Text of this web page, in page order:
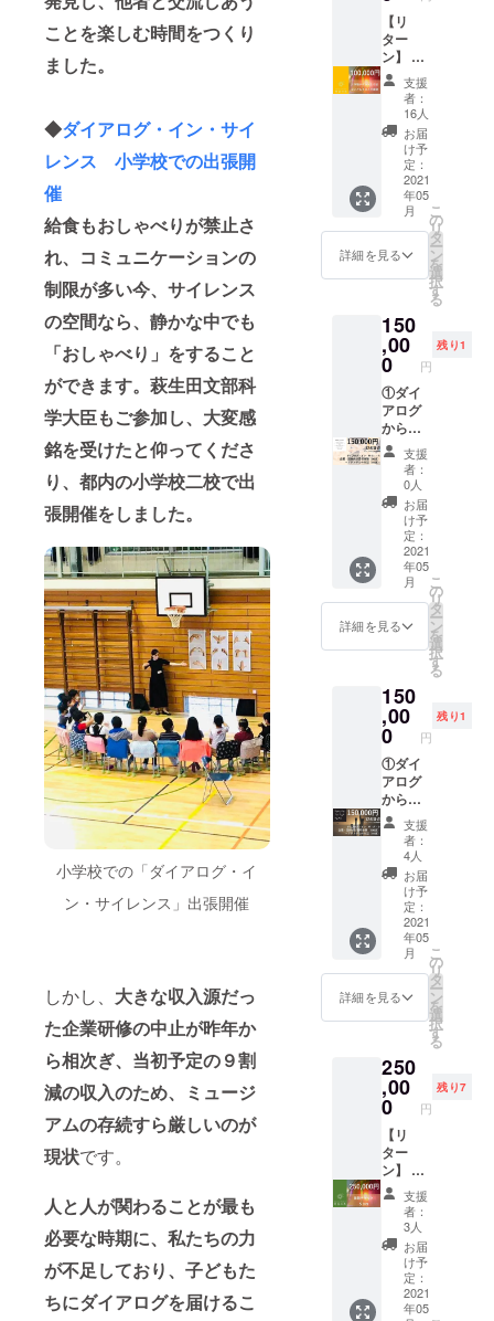
ことを楽しむ時間をつくり
ました。
◆ダイアログ・イン・サイ
レンス 小学校での出張開
催
給食もおしゃべりが禁止さ
れ、コミュニケーションの
制限が多い今、サイレンス
の空間なら、静かな中でも
「おしゃべり」をすること
ができます。萩生田文部科
学大臣もご参加し、大変感
銘を受けたと仰ってくださ
り、都内の小学校二校で出
張開催をしました。
小学校での「ダイアログ・イ
ン・サイレンス」出張開催
しかし、 大きな収入源だっ
た企業研修の中止が昨年か
ら相次ぎ、当初予定の９割
減の収入のため、ミュージ
アムの存続すら厳しいのが
現状です。
人と人が関わることが最も
必要な時期に、私たちの力
が不足しており、子どもた
ちにダイアログを届けるこ
も、ご
体験は
可能で
す。ご
友人や
知人に
「チ
ケット
コー
ド」を
プレゼ
ントと
してお
渡しい
ただく
ことも
す！ ・
本チ
ケット
で学
生・お
子様も
ご体験
できま
すが、
差額の
ご返金
はいた
しかね
ます。
・有効
期限は
１年間
です。
ご予約
確定後
変更・
返金は
原則い
たしか
ねま
す。
※10枚以
上をご
購入の
方は、
紙での
チケッ
トをお
送りい
たしま
す。ご
希望の
方は備
考欄に
「紙チ
希望」
とご記
載くだ
さい。
まれて
この
方、視
覚で物
事を捉
えたこ
とはあ
りませ
ん。で
も、彼
が日頃
「見て
聞いて
みる
たちの
日常に
埋もれ
てしま
いがち
な、
はっと
する発
見にあ
ふれて
いま
す。 自
分だけ
では見
えない
視点、
まうの
が「盲
す。見
えない
ひや
まっち
の「盲
点セン
サー」
を、ア
シスタ
ントの
志村季
世恵と
オンラ
イン上
に集っ
たみな
し、イ
ノベー
な発見
を導く
ヒント
を見つ
けてい
くの
が、こ
のプロ
ジェク
トで
す。 大
人の方
はもち
ろん、
お子様
ノ部
門」な
どを務
める。
現在、
コメン
テイ
ターと
して
TOKYO
MX「モ
ーニン
」やラ
ジオな
音楽を
楽しむ
ことに
徹底し
たライ
ブ、コ
ンサー
トを行
い、一
方では
自分自
身の介
護経
験、発
達障害
の双子
育児経
験を生
設、教
育現場
などで
気持ち
に寄り
添う講
演や公
演を多
数行
う。 音
楽指導
にも力
を入
れ、楽
譜を使
わない
ス（総
称：大
人の365
うアマ
チュア
シン
ガーズ
「Cha-
Cha」
）13グ
ループ
を率い
て、そ
の独自
の世界
が広が
りつつ
阪「対
話のあ
る家」
で開催
中のプ
ログラ
ムおひ
とつを
ご体験
いただ
けま
す。 東
「対話
の
aiwano
mori.di
alogue.
阪会場
「対話
のある
家」：
https://
www.su
mufum
ulab.jp/
did/ ・
本チ
ケット
はチ
レスで
す。ご
たメー
ルアド
レス
ラウド
ファン
デング
終了
後、
「チ
ケット
コー
ド」を
お送り
いたし
ます。
に記載
された
ご体験
ご希望
日をお
ただ
き、
「チ
ケット
コー
ド」を
入力
後、ご
予約が
確定と
い場合
には、
備考欄
に「招
待チ
ケット
を希
望」と
ご記入
くださ
＝＝＝
■体験チ
ケット
につい
話の
森」ま
たは大
阪「対
話のあ
る家」
で開催
中のプ
ログラ
ムおひ
とつを
ご体験
いただ
けま
す。 東
京会場
「対話
の
https://t
mori.di
alogue.
or.jp/ 大
阪会場
「対話
のある
家」：
https://
www.su
mufum
ulab.jp/
did/ ・
本チ
ケット
はチ
ケット
レスで
す。ご
ルアド
レス
に、ク
ラウド
ファン
デング
終了
後、
「チ
ケット
コー
ド」を
お送り
いたし
ます。
けオン
ライン
スタ
ディに
ついて
「ダイ
アロ
グ・イ
ン・
ザ・
ダー
ク」こ
どもオ
ンライ
ンスタ
3月から
スター
トし
た、視
覚障害
者のア
テンド
スタッ
フとこ
どもた
ちによ
る、教
え合
いっこ
の場で
す。ア
テンド
と出会
感覚を
使って
楽しみ
ながら
交流す
ること
で、多
様性や
共生社
会を体
感でき
る、対
話型オ
ンライ
ンプロ
グラム
です。
掲載記
obun.co
.jp/new
s/20200
817_04/
・１リ
ターン
につ
き、10
名様ま
でのこ
どもた
ち（小
中学
生）が
ご体験
分間）
音のな
い世界
のプロ
フェッ
ショナ
ルのア
テンド
（聴覚
障害
者）に
よるオ
リジナ
ル手話
講座で
す！手
うのが
はじめ
ての方
も、お
子様で
も楽し
みなが
ら参加
できま
す！
※2021
年内、
都内に
て90分
程度で
開催予
定で
す。日
程はク
ラウド
ディン
グ終了
後、ご
調整の
ご連絡
をいた
しま
す。
【リ
ター
ン】 ①
ダイア
ログか
らのお
礼メッ
セージ
②東
京・竹
芝「対
話の
森」ま
たは大
阪「対
話のあ
体験チ
ケット
10枚
（有効
期限１
年間）
★体験
チケッ
トは知
人や同
僚・ご
友人・
ご家族
へのプ
レゼン
トも可
能で
す！ ③
あなた
のご支
こども
３０人
（小中
学生）
にダイ
アログ
の体験
を贈る
ことが
できま
す。こ
どもた
ちの感
想をお
送りし
ます！
※ご自身
のご家
族や、
知人の
をご招
待した
い場合
には、
備考欄
に「招
待チ
ケット
を希
望」と
ご記入
くださ
＝＝＝
■体験チ
支援
者：
16人
お届
け予
定：
2021
年05
月
詳細を見る
こ
の
リ
タ
ー
ン
を
選
択
す
る
150
,00
0 円
残り1
①ダイ
アログ
からの
お礼
メッ
セージ
②「ダ
イアロ
グ・イ
ン・サ
イレン
ス」企
業・団
体向け
貸し切
り体験
分） ③
体験後
の「ダ
イアロ
グ・イ
ン・サ
イレン
ス」ア
テンド
との対
話（30
分） ※
定員は
12名で
す。２
グルー
プに分
かれて
ご体験
いただ
す。 ※
日程に
ついて
はクラ
ウド
ファン
ディン
グ終了
後、事
務局と
相談に
なりま
す。な
お、開
催期限
支援
者：
0人
お届
け予
定：
2021
年05
月
詳細を見る
こ
の
リ
タ
ー
ン
を
選
択
す
る
150
,00
0 円
残り1
①ダイ
アログ
からの
お礼
メッ
セージ
②「ダ
イアロ
グ・イ
ン・
ザ・
ダー
ク」企
業・団
体向け
貸し切
（100
分） ③
体験後
の「ダ
イアロ
グ・イ
ン・
ザ・
ダー
ク」ア
テンド
との対
話（30
分） ※
定員は
支援
者：
4人
お届
け予
定：
2021
年05
月
詳細を見る
こ
の
リ
タ
ー
ン
を
選
択
す
る
250
,00
0 円
残り7
【リ
ター
ン】 ・
ダイア
ログか
らのお
礼メッ
セージ
・東
京・竹
芝「対
支援
者：
3人
お届
け予
定：
2021
年05